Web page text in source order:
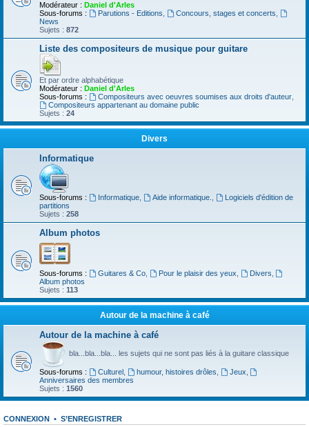
Modérateur : Daniel d'Arles
Sous-forums :
Parutions - Editions Concours, stages et concerts
News
Sujets : 872
Liste des compositeurs de musique pour guitare
Et par ordre alphabétique
Modérateur : Daniel d'Arles
Sous-forums :
Compositeurs avec oeuvres soumises aux droits d'auteur,
Compositeurs appartenant au domaine public
Sujets : 24
Divers
Informatique
Sous-forums : Informatique, Aide informatique.
Logiciels d'édition de
partitions
Sujets : 258
Album photos
Sous-forums : Guitares & Co, Pour le plaisir des yeux Divers
Album photos
Sujets : 113
Autour de la machine à café
Autour de la machine à café
bla...bla...bla... les sujets qui ne sont pas liés à la guitare classique
Sous-forums : Culturel, humour, histoires drôles Jeux
Anniversaires des membres
Sujets : 1560
CONNEXION • S’ENREGISTRER